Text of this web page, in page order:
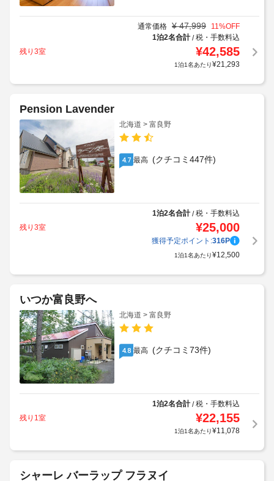
通常価格 ¥ 47,999 11%OFF
1泊2名合計/税・手数料込
残り3室
¥42,585
1泊1名あたり¥21,293
Pension Lavender
北海道 > 富良野
4.7 最高 (クチコミ447件)
1泊2名合計/税・手数料込
残り3室
¥25,000
獲得予定ポイント:316P
1泊1名あたり¥12,500
いつか富良野へ
北海道 > 富良野
4.8 最高 (クチコミ73件)
1泊2名合計/税・手数料込
残り1室
¥22,155
1泊1名あたり¥11,078
シャーレ バーラップ フラヌイ